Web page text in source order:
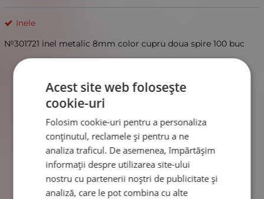
Inele
№301721 inel metalic 8mm color cupru doua spire 100 buc
Acest site web folosește
cookie-uri
Folosim cookie-uri pentru a personaliza
conținutul, reclamele și pentru a ne
analiza traficul. De asemenea, împărtășim
informații despre utilizarea site-ului
nostru cu partenerii noștri de publicitate și
analiză, care le pot combina cu alte